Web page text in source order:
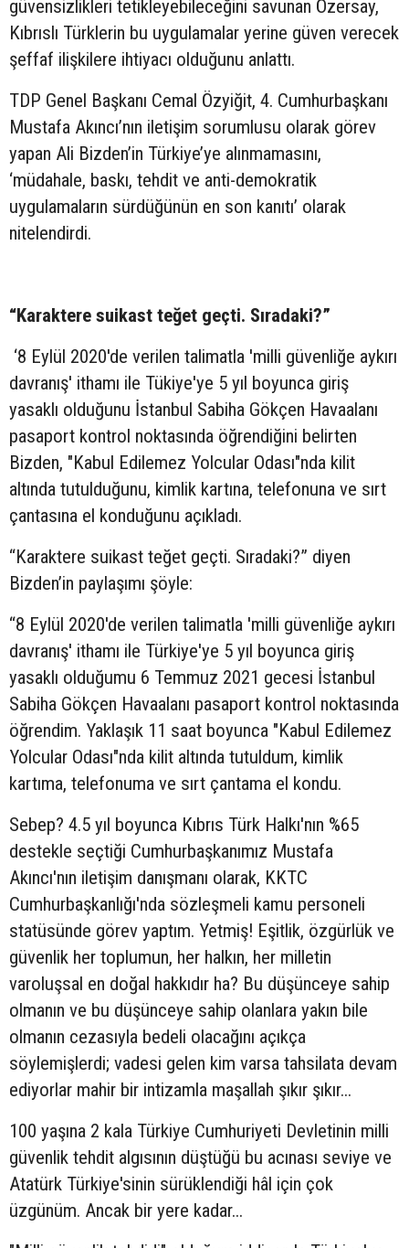
güvensizlikleri tetikleyebileceğini savunan Özersay,
Kıbrıslı Türklerin bu uygulamalar yerine güven verecek
şeffaf ilişkilere ihtiyacı olduğunu anlattı.
TDP Genel Başkanı Cemal Özyiğit, 4. Cumhurbaşkanı
Mustafa Akıncı’nın iletişim sorumlusu olarak görev
yapan Ali Bizden’in Türkiye’ye alınmamasını,
‘müdahale, baskı, tehdit ve anti-demokratik
uygulamaların sürdüğünün en son kanıtı’ olarak
nitelendirdi.
“Karaktere suikast teğet geçti. Sıradaki?”
‘8 Eylül 2020'de verilen talimatla 'milli güvenliğe aykırı
davranış' ithamı ile Tükiye'ye 5 yıl boyunca giriş
yasaklı olduğunu İstanbul Sabiha Gökçen Havaalanı
pasaport kontrol noktasında öğrendiğini belirten
Bizden, "Kabul Edilemez Yolcular Odası"nda kilit
altında tutulduğunu, kimlik kartına, telefonuna ve sırt
çantasına el konduğunu açıkladı.
“Karaktere suikast teğet geçti. Sıradaki?” diyen
Bizden’in paylaşımı şöyle:
“8 Eylül 2020'de verilen talimatla 'milli güvenliğe aykırı
davranış' ithamı ile Türkiye'ye 5 yıl boyunca giriş
yasaklı olduğumu 6 Temmuz 2021 gecesi İstanbul
Sabiha Gökçen Havaalanı pasaport kontrol noktasında
öğrendim. Yaklaşık 11 saat boyunca "Kabul Edilemez
Yolcular Odası"nda kilit altında tutuldum, kimlik
kartıma, telefonuma ve sırt çantama el kondu.
Sebep? 4.5 yıl boyunca Kıbrıs Türk Halkı'nın %65
destekle seçtiği Cumhurbaşkanımız Mustafa
Akıncı'nın iletişim danışmanı olarak, KKTC
Cumhurbaşkanlığı'nda sözleşmeli kamu personeli
statüsünde görev yaptım. Yetmiş! Eşitlik, özgürlük ve
güvenlik her toplumun, her halkın, her milletin
varoluşsal en doğal hakkıdır ha? Bu düşünceye sahip
olmanın ve bu düşünceye sahip olanlara yakın bile
olmanın cezasıyla bedeli olacağını açıkça
söylemişlerdi; vadesi gelen kim varsa tahsilata devam
ediyorlar mahir bir intizamla maşallah şıkır şıkır...
100 yaşına 2 kala Türkiye Cumhuriyeti Devletinin milli
güvenlik tehdit algısının düştüğü bu acınası seviye ve
Atatürk Türkiye'sinin sürüklendiği hâl için çok
üzgünüm. Ancak bir yere kadar...